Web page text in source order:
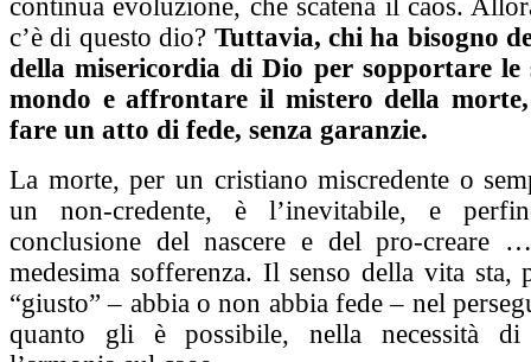
continua evoluzione, che scatena il caos.
c’è di questo dio? Tuttavia, chi ha bisogno
della misericordia di Dio per sopportare le
mondo e affrontare il mistero della
fare un atto di fede, senza garanzie.
La morte, per un cristiano miscredente o
un non-credente, è l’inevitabile, e
conclusione del nascere e del pro-creare
medesima sofferenza. Il senso della vita sta,
“giusto” – abbia o non abbia fede – nel
quanto gli è possibile, nella necessità di